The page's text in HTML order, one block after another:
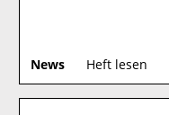
News Heft lesen